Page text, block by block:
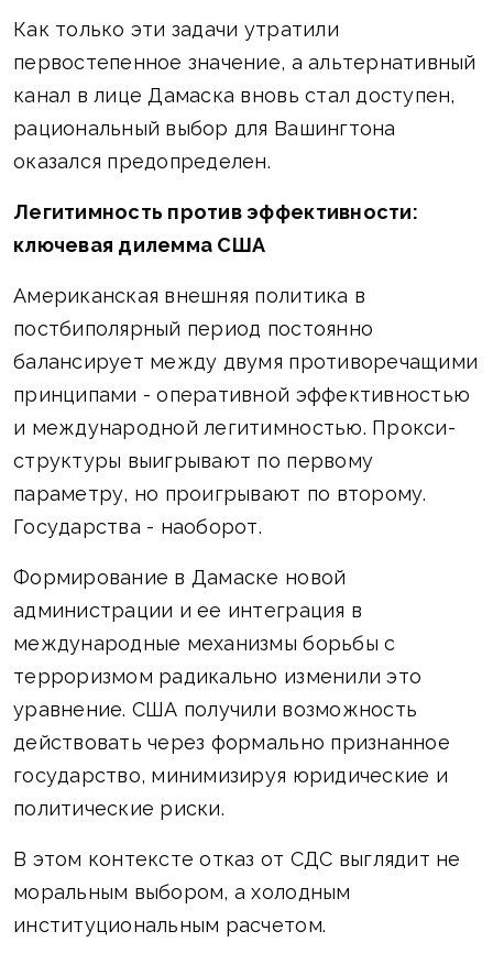
Как только эти задачи утратили
первостепенное значение, а альтернативный
канал в лице Дамаска вновь стал доступен,
рациональный выбор для Вашингтона
оказался предопределен.
Легитимность против эффективности:
ключевая дилемма США
Американская внешняя политика в
постбиполярный период постоянно
балансирует между двумя противоречащими
принципами - оперативной эффективностью
и международной легитимностью. Прокси-
структуры выигрывают по первому
параметру, но проигрывают по второму.
Государства - наоборот.
Формирование в Дамаске новой
администрации и ее интеграция в
международные механизмы борьбы с
терроризмом радикально изменили это
уравнение. США получили возможность
действовать через формально признанное
государство, минимизируя юридические и
политические риски.
В этом контексте отказ от СДС выглядит не
моральным выбором, а холодным
институциональным расчетом.